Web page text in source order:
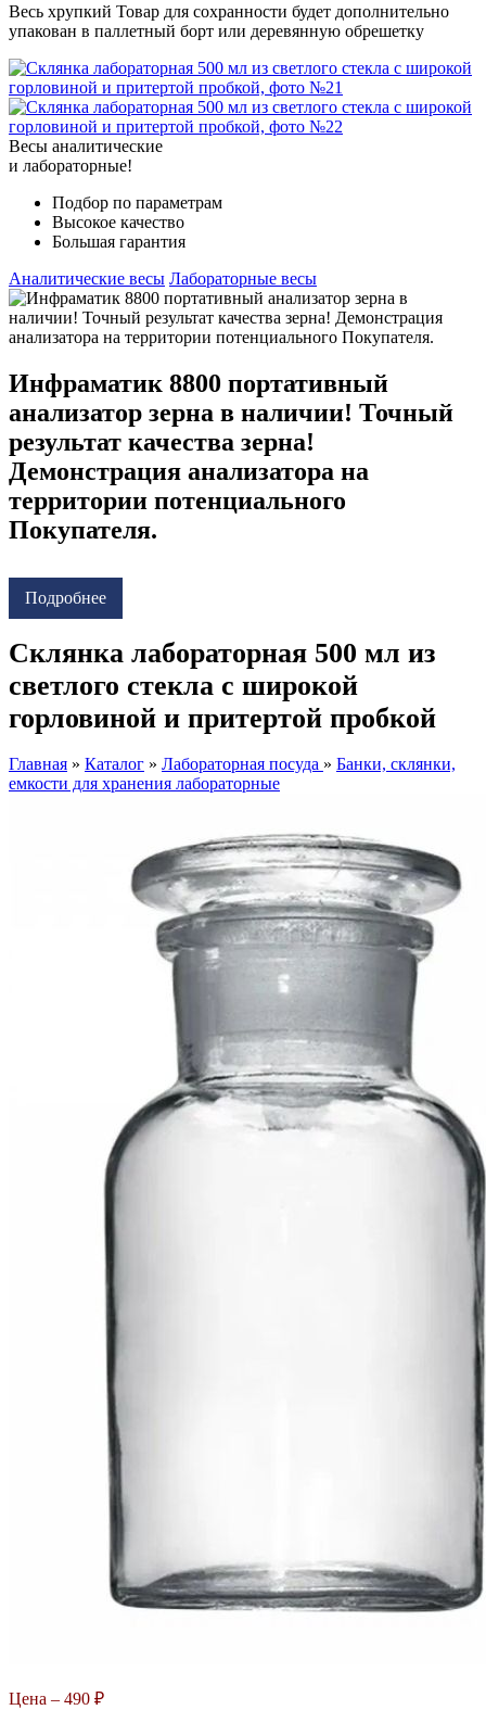
Весь хрупкий Товар для сохранности будет дополнительно
упакован в паллетный борт или деревянную обрешетку
Весы аналитические
и лабораторные!
Подбор по параметрам
Высокое качество
Большая гарантия
Аналитические весы Лабораторные весы
Инфраматик 8800 портативный
анализатор зерна в наличии! Точный
результат качества зерна!
Демонстрация анализатора на
территории потенциального
Покупателя.
Подробнее
Склянка лабораторная 500 мл из
светлого стекла с широкой
горловиной и притертой пробкой
Главная » Каталог » Лабораторная посуда » Банки, склянки,
емкости для хранения лабораторные
Цена – 490 ₽